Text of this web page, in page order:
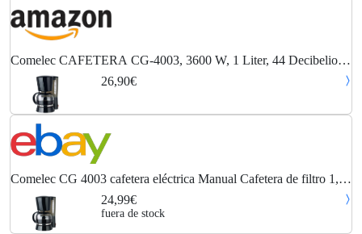
Comelec CAFETERA CG-4003, 3600 W, 1 Liter, 44 Decibelios,
Acrylonitrile Butadiene Styrene, Negro
26,90€
Comelec CG 4003 cafetera eléctrica Manual Cafetera de filtro 1,2
24,99€
fuera de stock